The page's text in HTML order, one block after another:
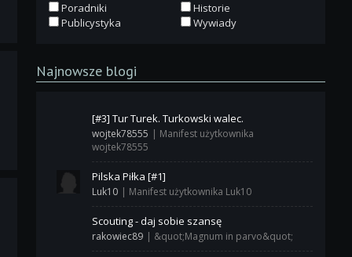
Poradniki
Historie
Publicystyka
Wywiady
Najnowsze blogi
[#3] Tur Turek. Turkowski walec.
wojtek78555 | Manifest użytkownika
wojtek78555
Pilska Piłka [#1]
Luk10 | Manifest użytkownika Luk10
Scouting - daj sobie szansę
rakowiec89 | &quot;Magnum in parvo&quot;